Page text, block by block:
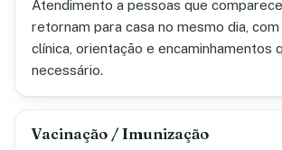
Atendimento a pessoas que
retornam para casa no mesmo dia, com
clínica, orientação e encaminhamentos
necessário.
Vacinação / Imunização